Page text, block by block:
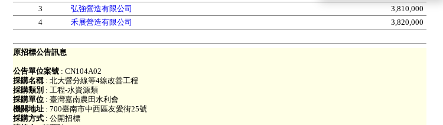
3
弘強營造有限公司
3,810,000
4
禾展營造有限公司 3,820,000
原招標公告訊息
公告單位案號 : CN104A02
採購名稱: 北大營分線等4線改善工程
採購類別 : 工程-水資源類
採購單位 : 臺灣嘉南農田水利會
機關地址 : 700臺南市中西區友愛街25號
採購方式 : 公開招標